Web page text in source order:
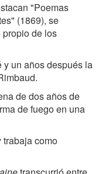
"Poemas
(1869), se
de los
y un años después la
de dos años de
de fuego en una
como